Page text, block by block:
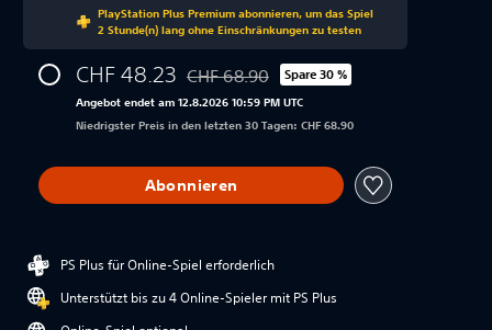
PlayStation Plus Premium abonnieren, um das Spiel
2 Stunde(n) lang ohne Einschränkungen zu testen
CHF 48.23 Preisnachlass gegenüber dem
CHF 68.90 Spare 30 %
Angebot endet am 12.8.2026 10:59 PM UTC
Niedrigster Preis in den letzten 30 Tagen: CHF 68.90
Abonnieren
PS Plus für Online-Spiel erforderlich
Unterstützt bis zu 4 Online-Spieler mit PS Plus